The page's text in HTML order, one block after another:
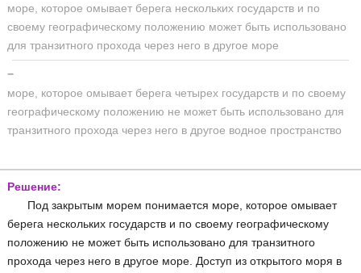
море, которое омывает берега нескольких государств и по
своему географическому положению может быть использовано
для транзитного прохода через него в другое море
−
море, которое омывает берега четырех государств и по своему
географическому положению не может быть использовано для
транзитного прохода через него в другое водное пространство
Решение:
Под закрытым морем понимается море, которое омывает
берега нескольких государств и по своему географическому
положению не может быть использовано для транзитного
прохода через него в другое море. Доступ из открытого моря в